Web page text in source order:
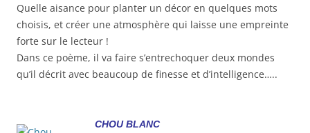
Quelle aisance pour planter un décor en quelques mots
choisis, et créer une atmosphère qui laisse une empreinte
forte sur le lecteur !
Dans ce poème, il va faire s’entrechoquer deux mondes
qu’il décrit avec beaucoup de finesse et d’intelligence…..
CHOU BLANC